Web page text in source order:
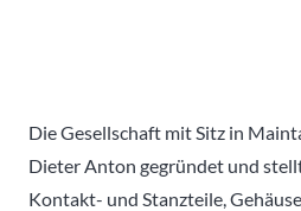
Die Gesellschaft mit Sitz in
Dieter Anton gegründet und
Kontakt- und Stanzteile,